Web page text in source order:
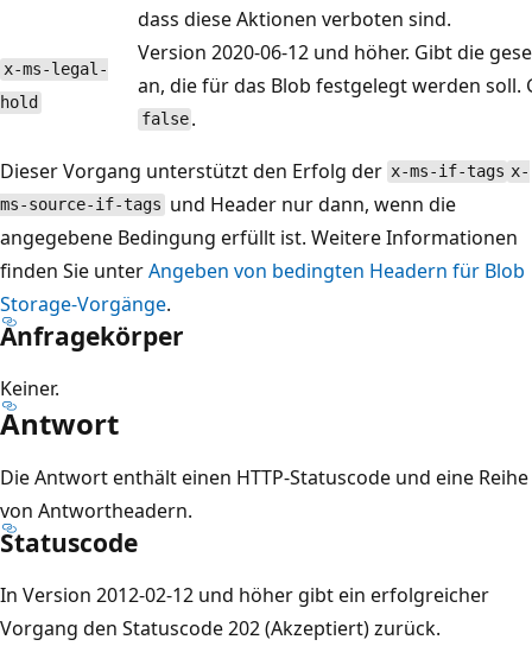
dass diese Aktionen verboten sind.
x-ms-legal-
hold
Version 2020-06-12 und höher. Gibt die
an, die für das Blob festgelegt werden
false .
Dieser Vorgang unterstützt den Erfolg der x-ms-if-tags x-
ms-source-if-tags und Header nur dann, wenn die
angegebene Bedingung erfüllt ist. Weitere Informationen
finden Sie unterAngeben von bedingten Headern für Blob
Storage-Vorgänge.
Anfragekörper
Keiner.
Antwort
Die Antwort enthält einen HTTP-Statuscode und eine Reihe
von Antwortheadern.
Statuscode
In Version 2012-02-12 und höher gibt ein erfolgreicher
Vorgang den Statuscode 202 (Akzeptiert) zurück.